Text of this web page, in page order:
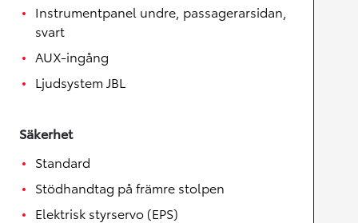
Instrumentpanel undre, passagerarsidan,
svart
AUX-ingång
Ljudsystem JBL
Säkerhet
Standard
Stödhandtag på främre stolpen
Elektrisk styrservo (EPS)